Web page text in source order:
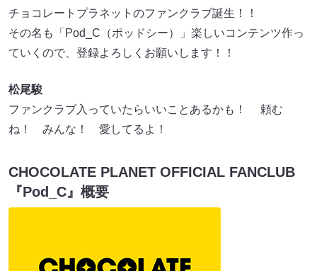
チョコレートプラネットのファンクラブ誕生！！
その名も「Pod_C（ポッドシー）」楽しいコンテンツ作っ
ていくので、登録よろしくお願いします！！
松尾駿
ファンクラブ入っていたらいいことあるかも！ 頼む
ね！ みんな！ 愛してるよ！
CHOCOLATE PLANET OFFICIAL FANCLUB
『Pod_C』概要